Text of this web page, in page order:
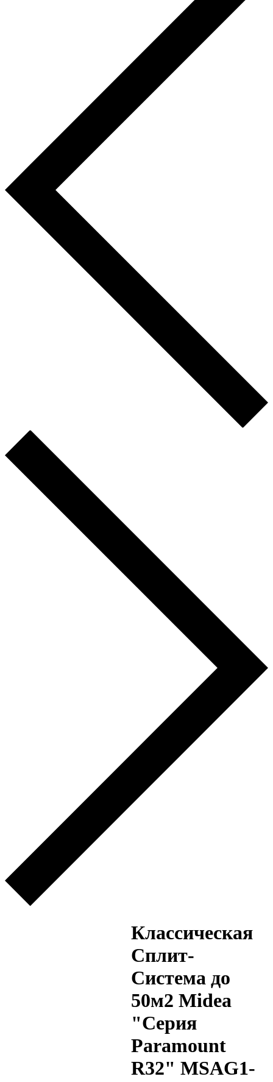
Классическая
Сплит-
Система до
50м2 Midea
"Серия
Paramount
R32" MSAG1-